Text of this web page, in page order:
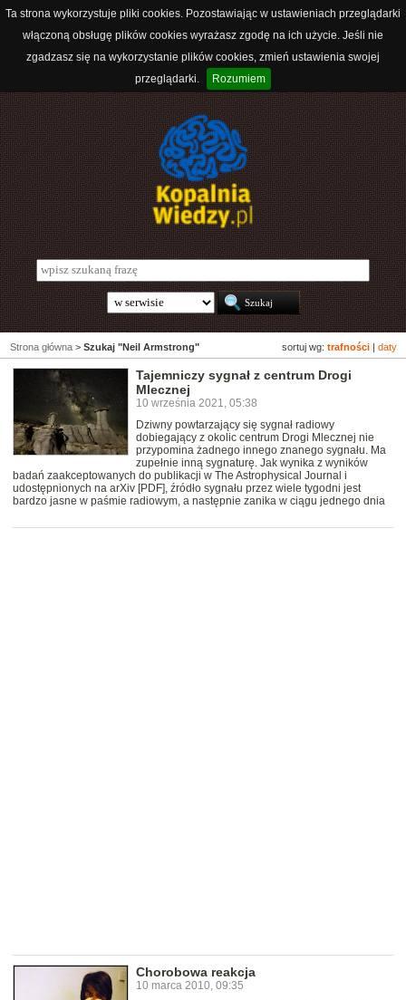
Ta strona wykorzystuje pliki cookies. Pozostawiając w ustawieniach przeglądarki
włączoną obsługę plików cookies wyrażasz zgodę na ich użycie. Jeśli nie
zgadzasz się na wykorzystanie plików cookies, zmień ustawienia swojej
przeglądarki.
Rozumiem
sortuj wg: trafności daty
Strona główna > Szukaj "Neil Armstrong"
Tajemniczy sygnał z centrum Drogi
Mlecznej
10 września 2021, 05:38
Dziwny powtarzający się sygnał radiowy
dobiegający z okolic centrum Drogi Mlecznej nie
przypomina żadnego innego znanego sygnału. Ma
zupełnie inną sygnaturę. Jak wynika z wyników
badań zaakceptowanych do publikacji w The Astrophysical Journal i
udostępnionych na arXiv [PDF], źródło sygnału przez wiele tygodni jest
bardzo jasne w paśmie radiowym, a następnie zanika w ciągu jednego dnia
Chorobowa reakcja
10 marca 2010, 09:35